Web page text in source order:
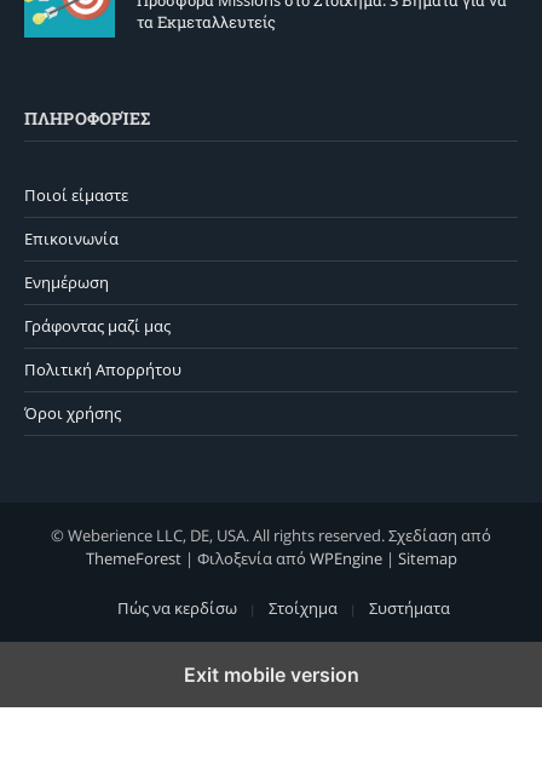
τα Εκμεταλλευτείς
ΠΛΗΡΟΦΟΡΊΕΣ
Ποιοί είμαστε
Επικοινωνία
Ενημέρωση
Γράφοντας μαζί μας
Πολιτική Απορρήτου
Όροι χρήσης
© Weberience LLC, DE, USA. All rights reserved. Σχεδίαση από
ThemeForest| Φιλοξενία από WPEngine| Sitemap
Πώς να κερδίσω Στοίχημα Συστήματα
Exit mobile version